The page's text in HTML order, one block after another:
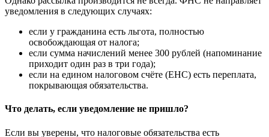
уведомления в следующих случаях:
если у гражданина есть льгота, полностью
освобождающая от налога;
если сумма начислений менее 300 рублей (напоминание
приходит один раз в три года);
если на едином налоговом счёте (ЕНС) есть переплата,
покрывающая обязательства.
Что делать, если уведомление не пришло?
Если вы уверены, что налоговые обязательства есть